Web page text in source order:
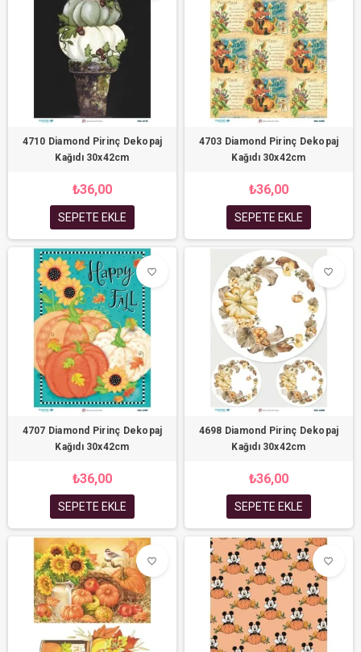
4710 Diamond Pirinç Dekopaj
Kağıdı 30x42cm
₺36,00
SEPETE EKLE
4703 Diamond Pirinç Dekopaj
Kağıdı 30x42cm
₺36,00
SEPETE EKLE
favorite_border
4707 Diamond Pirinç Dekopaj
Kağıdı 30x42cm
₺36,00
SEPETE EKLE
favorite_border
4698 Diamond Pirinç Dekopaj
Kağıdı 30x42cm
₺36,00
SEPETE EKLE
favorite_border favorite_border